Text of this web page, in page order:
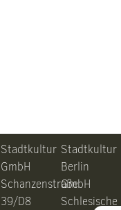
Stadtkultur
GmbH
Schanzenstraße
39/D8
Stadtkultur
Berlin
GmbH
Schlesische